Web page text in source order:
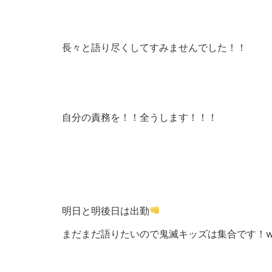
長々と語り尽くしてすみませんでした！！
自分の責務を！！全うします！！！
明日と明後日は出勤
まだまだ語りたいので鬼滅キッズは集合です！